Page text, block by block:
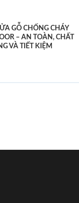
GỖ CHỐNG CHÁY
– AN TOÀN, CHẤT
VÀ TIẾT KIỆM